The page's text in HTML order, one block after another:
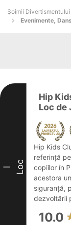
Şoimii Divertismentului
Evenimente,
I Loc
Hip
Loc de
Hip Kids
referință
copiilor în
acestora
siguranță,
dezvoltării
10.0